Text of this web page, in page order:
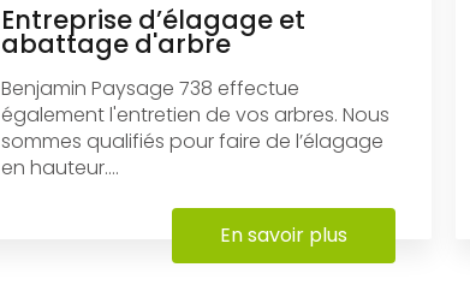
Entreprise d’élagage et
abattage d'arbre
Benjamin Paysage 738 effectue
également l'entretien de vos arbres. Nous
sommes qualifiés pour faire de l’élagage
en hauteur....
En savoir plus